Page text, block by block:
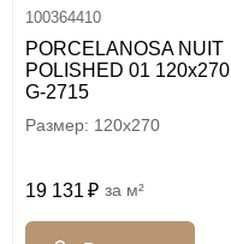
100364410
PORCELANOSA NUIT
POLISHED 01 120х270
G-2715
120x270
19 131 м²